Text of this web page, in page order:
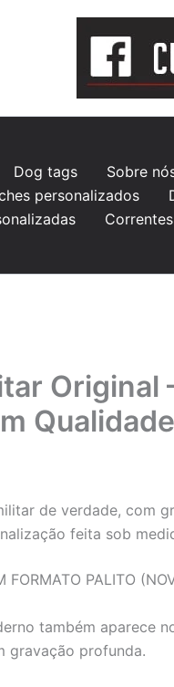
Dog tags Sobre
personalizados
Original
de verdade, com
feita sob
FORMATO PALITO
também aparece
gravação profunda.